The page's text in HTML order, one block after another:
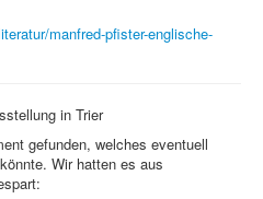
manfred-pfister-englische-
in Trier
gefunden, welches eventuell
Wir hatten es aus